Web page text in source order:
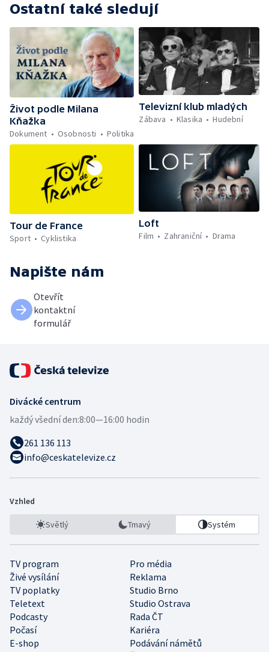
Ostatní také sledují
Život podle Milana
Kňažka
Dokument
Osobnosti Politika
Televizní klub mladých
Zábava
Klasika Hudební
Tour de France
Sport
Cyklistika
Loft
Film
Zahraniční Drama
Napište nám
Otevřít
kontaktní
formulář
Divácké centrum
každý všední den:8:00—16:00 hodin
261 136 113
info@ceskatelevize.cz
Vzhled
Světlý Tmavý Systém
TV program
Pro média
Živé vysílání
Reklama
TV poplatky
Studio Brno
Teletext
Studio Ostrava
Podcasty
Rada ČT
Počasí
Kariéra
E-shop
Podávání námětů